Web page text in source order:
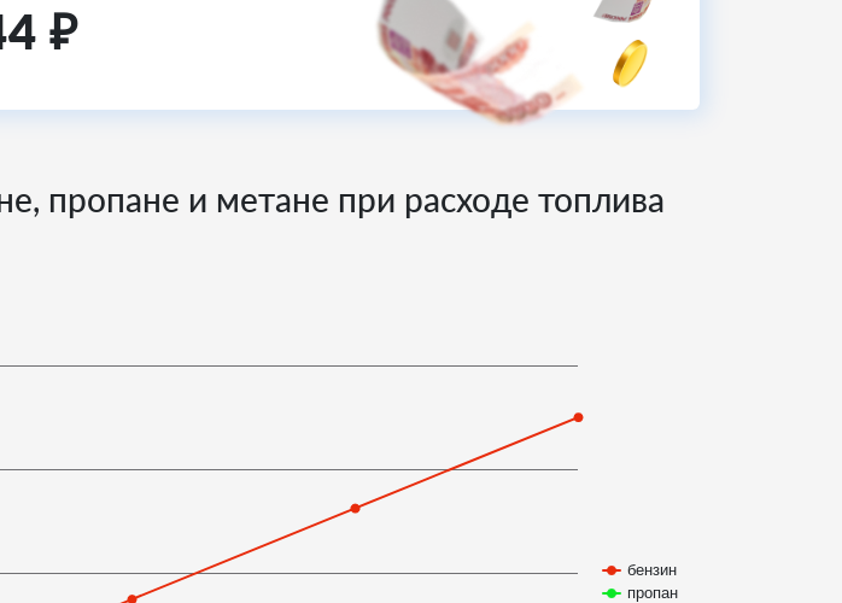
₽
пропане и метане при расходе топлива
бензин
пропан